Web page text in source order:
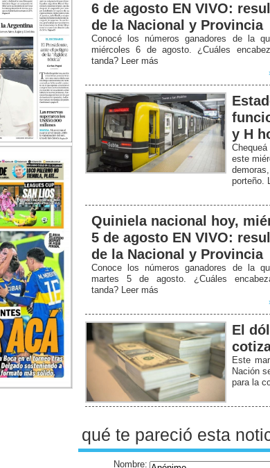
6 de agosto EN VIVO:
de la Nacional y Provincia
Conocé los números ganadores de la
miércoles 6 de agosto. ¿Cuáles
tanda? Leer más
y H
este
porteño.
Quiniela nacional hoy,
5 de agosto EN VIVO:
de la Nacional y Provincia
Conoce los números ganadores de la
martes 5 de agosto. ¿Cuáles
tanda? Leer más
El
Este
Nación
para la
qué te pareció esta
Nombre: